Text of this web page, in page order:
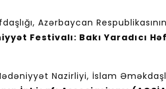
Azərbaycan
Festivalı: Bakı Yaradıcı
Nazirliyi, İslam